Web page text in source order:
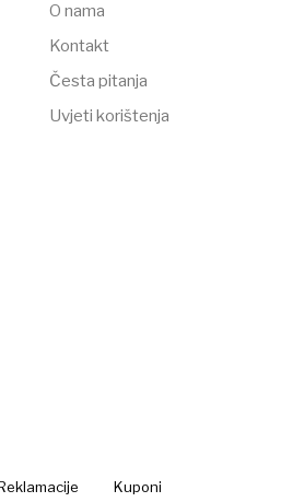
O nama
Kontakt
Česta pitanja
Uvjeti korištenja
Kuponi